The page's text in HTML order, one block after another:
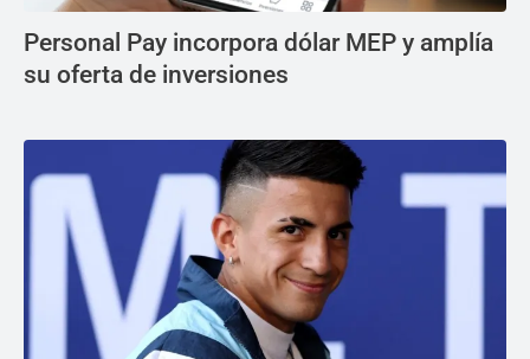
Personal Pay incorpora dólar MEP y amplía
su oferta de inversiones